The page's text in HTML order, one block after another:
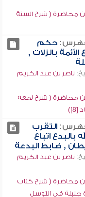
محاضرة ( شرح السنة
حكم
الأئمة بالزلات ,
ناصر بن عبد الكريم
محاضرة ( شرح لمعة
[8])
التقرب
بالبدع اتباع
, ضابط البدعة
ناصر بن عبد الكريم
محاضرة ( شرح كتاب
جليلة في التوسل